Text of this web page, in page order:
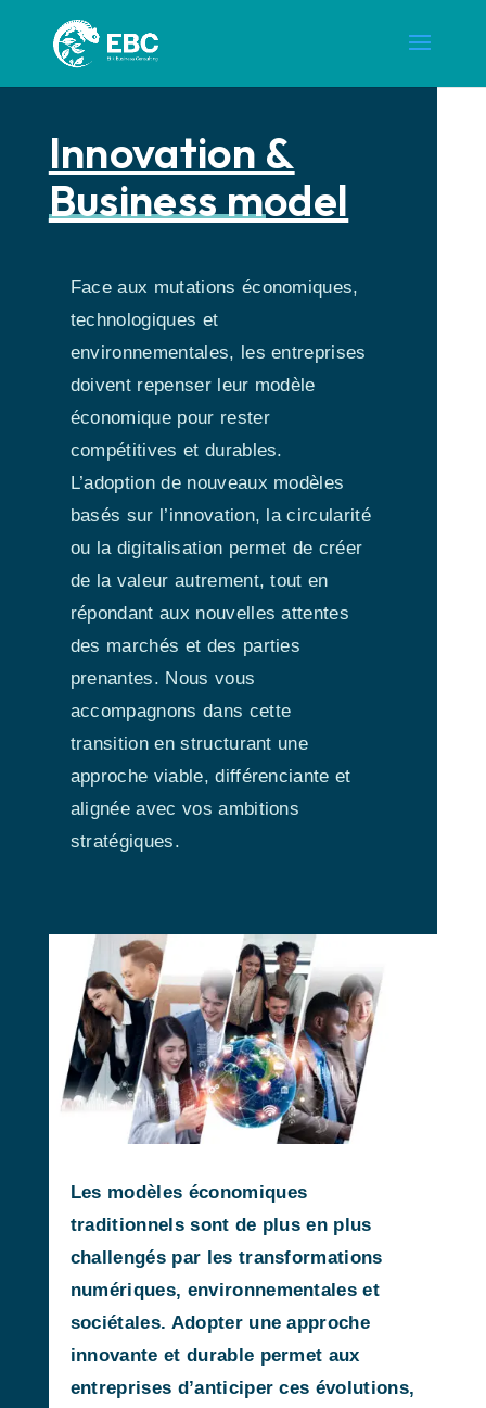
Innovation &
Business model
Face aux mutations économiques,
technologiques et
environnementales, les entreprises
doivent repenser leur modèle
économique pour rester
compétitives et durables.
L’adoption de nouveaux modèles
basés sur l’innovation, la circularité
ou la digitalisation permet de créer
de la valeur autrement, tout en
répondant aux nouvelles attentes
des marchés et des parties
prenantes. Nous vous
accompagnons dans cette
transition en structurant une
approche viable, différenciante et
alignée avec vos ambitions
stratégiques.
Les modèles économiques
traditionnels sont de plus en plus
challengés par les transformations
numériques, environnementales et
sociétales. Adopter une approche
innovante et durable permet aux
entreprises d’anticiper ces évolutions,